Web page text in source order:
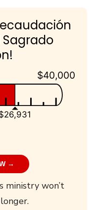
$40,000
→
ministry won’t